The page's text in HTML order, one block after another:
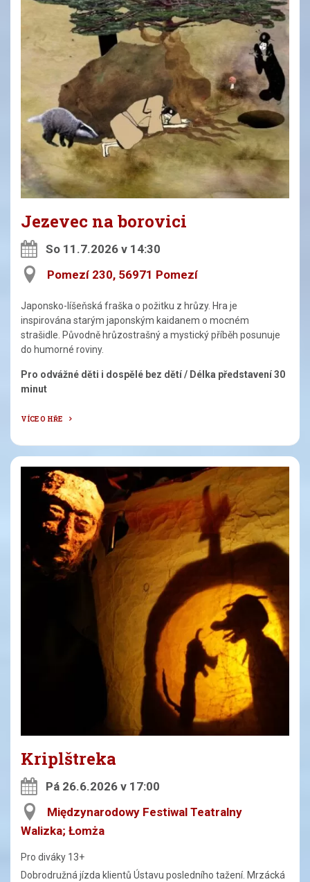
Jezevec na borovici
So 11.7.2026 v 14:30
Pomezí 230, 56971 Pomezí
Japonsko-líšeňská fraška o požitku z hrůzy. Hra je
inspirována starým japonským kaidanem o mocném
strašidle. Původně hrůzostrašný a mystický příběh posunuje
do humorné roviny.
Pro odvážné děti i dospělé bez dětí / Délka představení 30
minut
VÍCE O HŘE
Kriplštreka
Pá 26.6.2026 v 17:00
Międzynarodowy Festiwal Teatralny
Walizka; Łomża
Pro diváky 13+
Dobrodružná jízda klientů Ústavu posledního tažení. Mrzácká